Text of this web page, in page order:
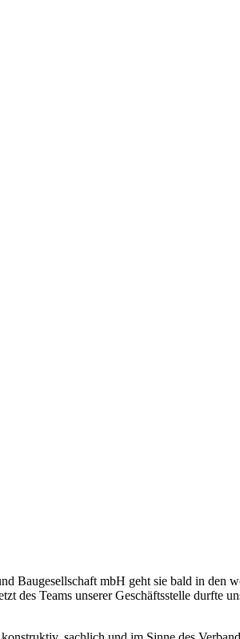
Baugesellschaft mbH geht sie bald in den
des Teams unserer Geschäftsstelle durfte